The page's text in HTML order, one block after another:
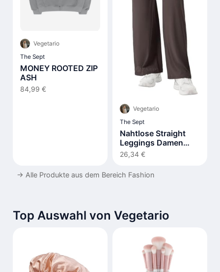
Vegetario
The Sept
MONEY ROOTED ZIP
ASH
84,99 €
Vegetario
The Sept
Nahtlose Straight
Leggings Damen
Hohe Taille Flared
26,34 €
→ Alle Produkte aus dem Bereich Fashion
Top Auswahl von Vegetario